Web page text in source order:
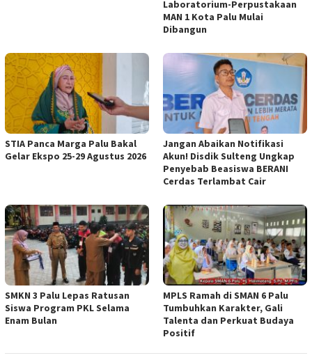
Laboratorium-Perpustakaan
MAN 1 Kota Palu Mulai
Dibangun
STIA Panca Marga Palu Bakal
Gelar Ekspo 25-29 Agustus 2026
Jangan Abaikan Notifikasi
Akun! Disdik Sulteng Ungkap
Penyebab Beasiswa BERANI
Cerdas Terlambat Cair
SMKN 3 Palu Lepas Ratusan
Siswa Program PKL Selama
Enam Bulan
MPLS Ramah di SMAN 6 Palu
Tumbuhkan Karakter, Gali
Talenta dan Perkuat Budaya
Positif